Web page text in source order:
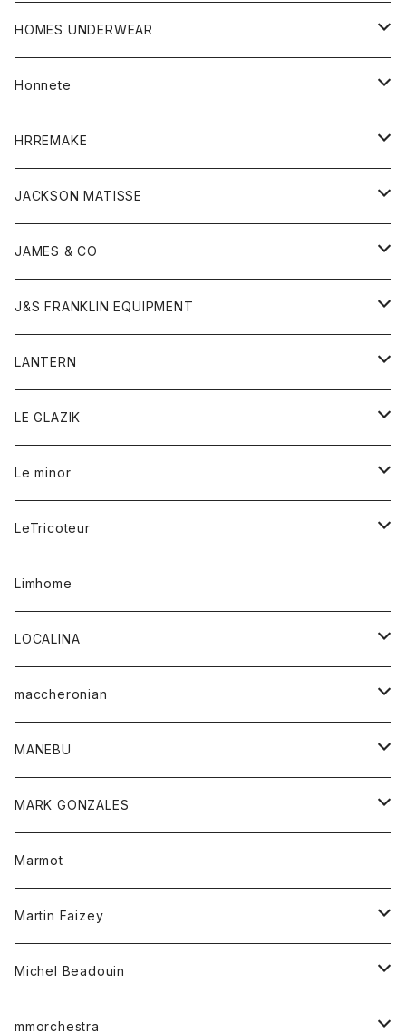
カーディガン
グッズ
帽子
アウター
カーディガン
コート
フリース
アクセサリー
ウォレット
ストール
マフラー
リング
キッズ
Tシャツ
グッズ
アンダーウェア
靴
バンダナ
トップス
カーディガン
ジャケット
タンクトップ
Tシャツ
ベスト
ポロシャツ
ロングスリーブTシャツ
ボトム
オーバーオール
ショートパンツ
レディース
アウター
カーディガン
セーター
チュニック
HOMES UNDERWEAR
アウター
カーディガン
コート
キッズ
Tシャツ
ロンパース
グッズ
靴
ストール
トップス
カットソー
シャツ
ボトム
オーバーオール
ショートパンツ
レディース
オーバーオール
シャツ
ワンピース
ワンピース
Honnete
ブラウス
ワンピース
HRREMAKE
バック
キッズ
トレーナー
トップス
Gジャケット
スウェット
帽子
JACKSON MATISSE
Tシャツ
帽子
JAMES & CO
ボトム
J&S FRANKLIN EQUIPMENT
アウター
LANTERN
アウター
Tシャツ
LE GLAZIK
レディース
コート
シャツ
ワンピース
Tシャツ
Le minor
ボトム
スカート
パンツ
レディース
アウター
カットソー
トップス
シャツ
LeTricoteur
カーディガン
Limhome
LOCALINA
ロングスリーブテーシャツ
maccheronian
靴
MANEBU
靴
MARK GONZALES
トップス
Tシャツ
Marmot
Martin Faizey
ベルト
Michel Beadouin
トップス
mmorchestra